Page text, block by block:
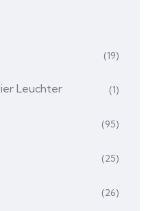
(19)
Leuchter (1)
(95)
(25)
(26)